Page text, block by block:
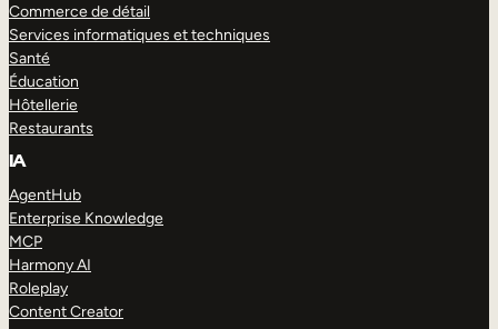
Commerce de détail
Services informatiques et techniques
Santé
Éducation
Hôtellerie
Restaurants
IA
AgentHub
Enterprise Knowledge
MCP
Harmony AI
Roleplay
Content Creator